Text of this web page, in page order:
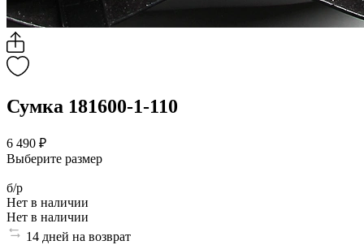
Сумка 181600-1-110
6 490 ₽
Выберите размер
б/р
Нет в наличии
Нет в наличии
14 дней на возврат